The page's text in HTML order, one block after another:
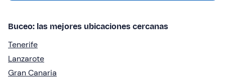
Buceo: las mejores ubicaciones cercanas
Tenerife
Lanzarote
Gran Canaria